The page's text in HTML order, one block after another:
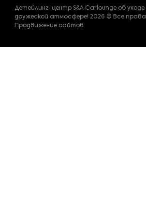
Детейлинг-центр S&A Carlounge об
дружеской атмосфере! 2026 © Все
Продвижение сайтов